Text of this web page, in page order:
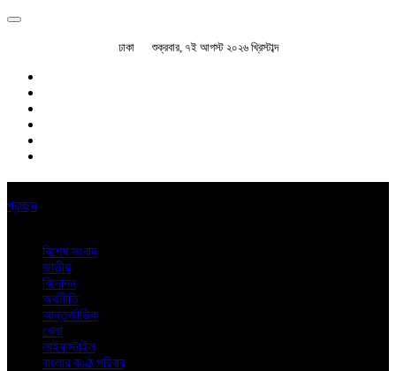
ঢাকা শুক্রবার, ৭ই আগস্ট ২০২৬ খ্রিস্টাব্দ
প্রচ্ছদ
বিশেষ সংবাদ
জাতীয়
বিনোদন
অর্থনীতি
আন্তর্জাতিক
খেলা
লাইফস্টাইল
বাংলার কণ্ঠ পরিবার